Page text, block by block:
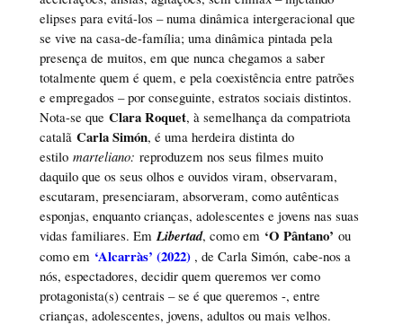
elipses para evitá-los – numa dinâmica intergeracional que
se vive na casa-de-família; uma dinâmica pintada pela
presença de muitos, em que nunca chegamos a saber
totalmente quem é quem, e pela coexistência entre patrões
e empregados – por conseguinte, estratos sociais distintos.
Nota-se que Clara Roquet, à semelhança da compatriota
catalã Carla Simón, é uma herdeira distinta do
estilo marteliano: reproduzem nos seus filmes muito
daquilo que os seus olhos e ouvidos viram, observaram,
escutaram, presenciaram, absorveram, como autênticas
esponjas, enquanto crianças, adolescentes e jovens nas suas
vidas familiares. Em Libertad, como em ‘O Pântano’ ou
como em ‘Alcarràs’ (2022) , de Carla Simón, cabe-nos a
nós, espectadores, decidir quem queremos ver como
protagonista(s) centrais – se é que queremos -, entre
crianças, adolescentes, jovens, adultos ou mais velhos.